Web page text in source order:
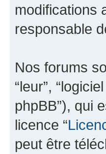
modifications
responsable
Nos forums
“leur”,
phpBB”), qui
licence “
peut être